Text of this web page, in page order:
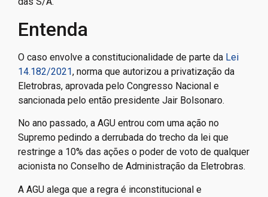
Entenda
O caso envolve a constitucionalidade de parte da Lei
14.182/2021, norma que autorizou a privatização da
Eletrobras, aprovada pelo Congresso Nacional e
sancionada pelo então presidente Jair Bolsonaro.
No ano passado, a AGU entrou com uma ação no
Supremo pedindo a derrubada do trecho da lei que
restringe a 10% das ações o poder de voto de qualquer
acionista no Conselho de Administração da Eletrobras.
A AGU alega que a regra é inconstitucional e